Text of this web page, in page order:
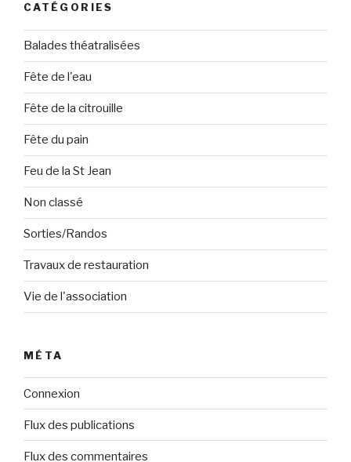
CATÉGORIES
Balades théatralisées
Fête de l'eau
Fête de la citrouille
Fête du pain
Feu de la St Jean
Non classé
Sorties/Randos
Travaux de restauration
Vie de l'association
MÉTA
Connexion
Flux des publications
Flux des commentaires